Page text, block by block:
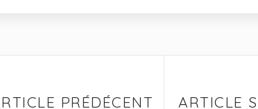
PRÉDÉCENT
ARTICLE